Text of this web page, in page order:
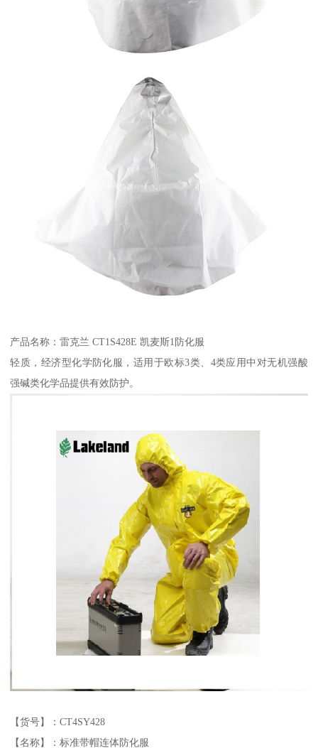
产品名称：雷克兰 CT1S428E 凯麦斯1防化服
轻质，经济型化学防化服，适用于欧标3类、4类应用中对无机强酸
强碱类化学品提供有效防护。
【货号】：CT4SY428
【名称】：标准带帽连体防化服